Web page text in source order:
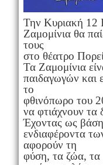
Την Κυριακή 12
Ζαμομίνια θα
τους
στο θέατρο
Τα Ζαμομίνια
παιδαγωγών και
το
φθινόπωρο του
να φτιάχνουν τα
Έχοντας ως βάση
ενδιαφέροντα
αφορούν τη
φύση, τα ζώα, τα